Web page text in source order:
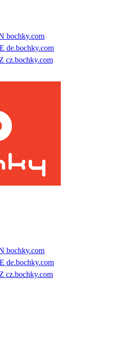
bochky.com
de.bochky.com
cz.bochky.com
bochky.com
de.bochky.com
cz.bochky.com